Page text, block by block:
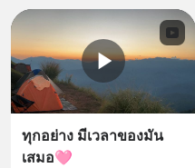
ทุกอย่าง มีเวลาของมัน
เสมอ🩷